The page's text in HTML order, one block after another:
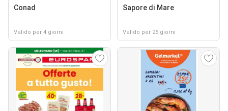
Conad
Valido per 4 giorni
Sapore di Mare
Valido per 25 giorni